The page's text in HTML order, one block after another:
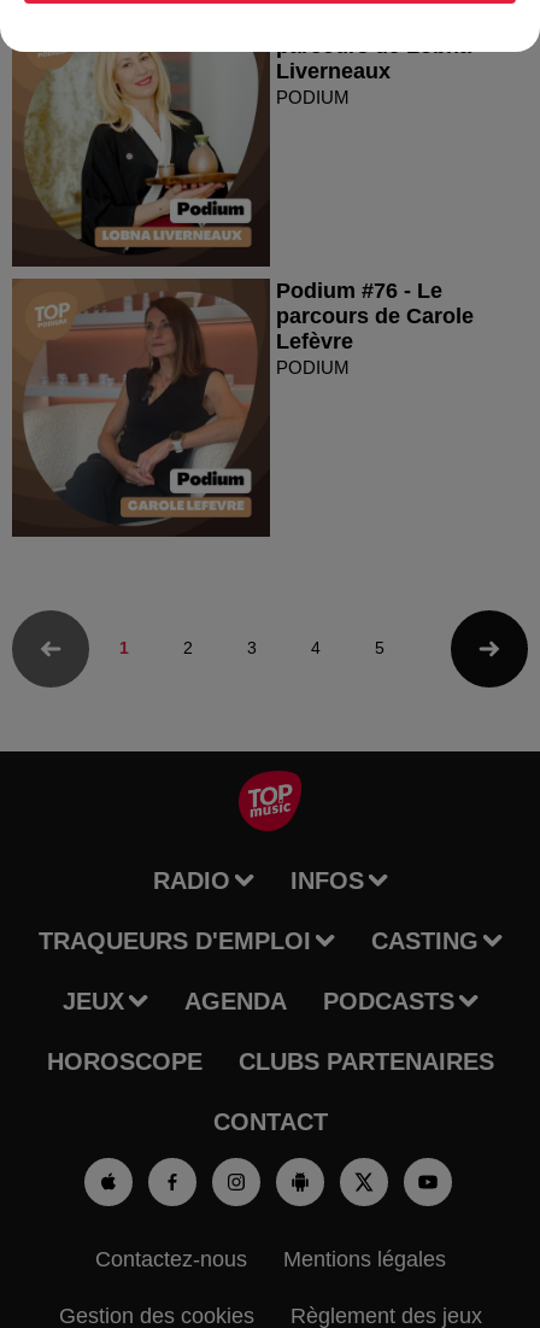
Liverneaux
PODIUM
Podium #76 - Le
parcours de Carole
Lefèvre
PODIUM
1 2 3 4 5
RADIO INFOS
TRAQUEURS D'EMPLOI CASTING
JEUX AGENDA PODCASTS
HOROSCOPE CLUBS PARTENAIRES
CONTACT
Contactez-nous Mentions légales
Gestion des cookies Règlement des jeux